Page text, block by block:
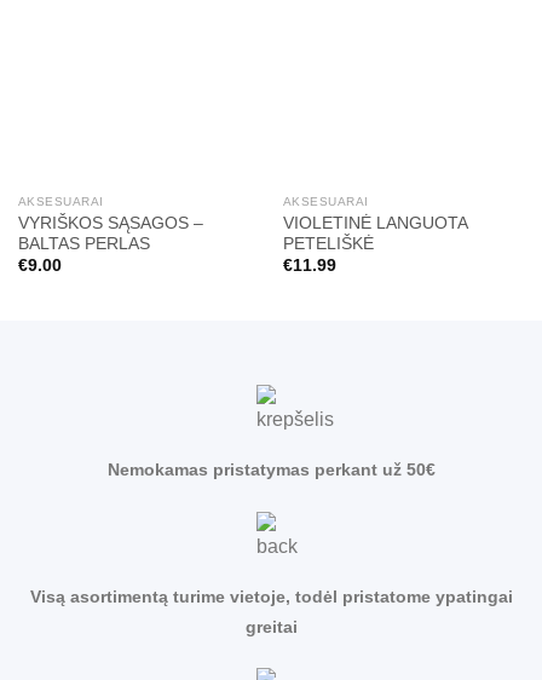
AKSESUARAI
VYRIŠKOS SĄSAGOS –
BALTAS PERLAS
€9.00
AKSESUARAI
VIOLETINĖ LANGUOTA
PETELIŠKĖ
€11.99
Nemokamas pristatymas perkant už 50€
Visą asortimentą turime vietoje, todėl pristatome ypatingai
greitai